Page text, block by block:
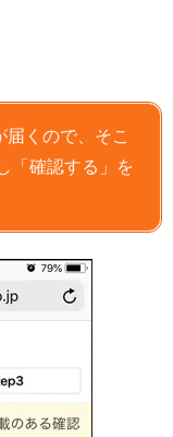
くので、そこ
「確認する」を